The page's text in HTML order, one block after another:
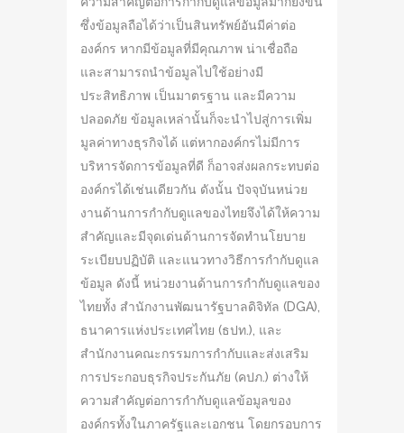
ซึ่งข้อมูลถือได้ว่าเป็นสินทรัพย์อันมีค่าต่อ
องค์กร หากมีข้อมูลที่มีคุณภาพ น่าเชื่อถือ
และสามารถนำข้อมูลไปใช้อย่างมี
ประสิทธิภาพ เป็นมาตรฐาน และมีความ
ปลอดภัย ข้อมูลเหล่านั้นก็จะนำไปสู่การเพิ่ม
มูลค่าทางธุรกิจได้ แต่หากองค์กรไม่มีการ
บริหารจัดการข้อมูลที่ดี ก็อาจส่งผลกระทบต่อ
องค์กรได้เช่นเดียวกัน ดังนั้น ปัจจุบันหน่วย
งานด้านการกำกับดูแลของไทยจึงได้ให้ความ
สำคัญและมีจุดเด่นด้านการจัดทำนโยบาย
ระเบียบปฏิบัติ และแนวทางวิธีการกำกับดูแล
ข้อมูล ดังนี้ หน่วยงานด้านการกำกับดูแลของ
ไทยทั้ง สำนักงานพัฒนารัฐบาลดิจิทัล (DGA),
ธนาคารแห่งประเทศไทย (ธปท.), และ
สำนักงานคณะกรรมการกำกับและส่งเสริม
การประกอบธุรกิจประกันภัย (คปภ.) ต่างให้
ความสำคัญต่อการกำกับดูแลข้อมูลของ
องค์กรทั้งในภาครัฐและเอกชน โดยกรอบการ